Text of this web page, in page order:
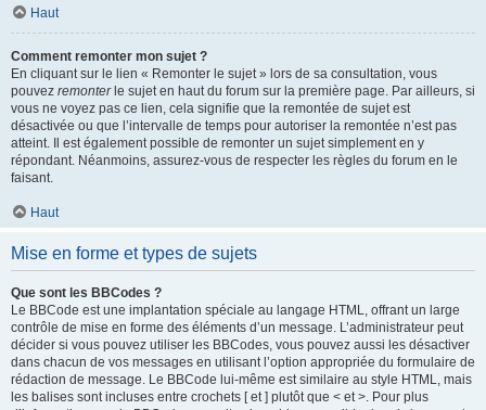
Haut
Comment remonter mon sujet ?
En cliquant sur le lien « Remonter le sujet » lors de sa consultation, vous
pouvez remonterle sujet en haut du forum sur la première page. Par ailleurs, si
vous ne voyez pas ce lien, cela signifie que la remontée de sujet est
désactivée ou que l’intervalle de temps pour autoriser la remontée n’est pas
atteint. Il est également possible de remonter un sujet simplement en y
répondant. Néanmoins, assurez-vous de respecter les règles du forum en le
faisant.
Haut
Mise en forme et types de sujets
Que sont les BBCodes ?
Le BBCode est une implantation spéciale au langage HTML, offrant un large
contrôle de mise en forme des éléments d’un message. L’administrateur peut
décider si vous pouvez utiliser les BBCodes, vous pouvez aussi les désactiver
dans chacun de vos messages en utilisant l’option appropriée du formulaire de
rédaction de message. Le BBCode lui-même est similaire au style HTML, mais
les balises sont incluses entre crochets [ et ] plutôt que < et >. Pour plus